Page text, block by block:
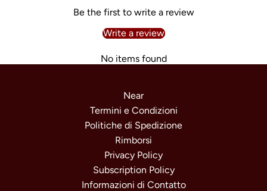
Be the first to write a review
Write a review
No items found
Near
Termini e Condizioni
Politiche di Spedizione
Rimborsi
Privacy Policy
Subscription Policy
Informazioni di Contatto